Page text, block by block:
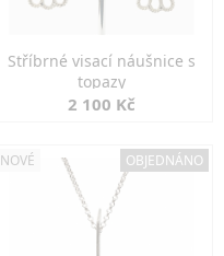
Stříbrné visací náušnice s
topazy
2 100 Kč
NOVÉ OBJEDNÁNO